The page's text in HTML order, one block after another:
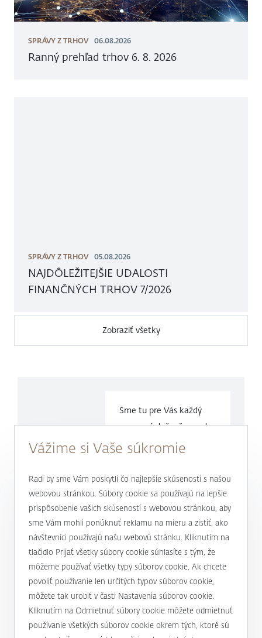
SPRÁVY Z TRHOV 06.08.2026
Ranný prehľad trhov 6. 8. 2026
SPRÁVY Z TRHOV 05.08.2026
NAJDÔLEŽITEJŠIE UDALOSTI
FINANČNÝCH TRHOV 7/2026
Zobraziť všetky
Sme tu pre Vás každý
pracovný deň v časeod
9.00 do17.00 hod.
0800 900 500
alebo +421 232 607 187
J&T BANKA
Kto sme
Užitočné informácie
Úrokové sadzby a poplatky
Vážime si Vaše súkromie
Radi by sme Vám poskytli čo najlepšie skúsenosti s našou
webovou stránkou. Súbory cookie sa používajú na lepšie
prispôsobenie vašich skúseností s webovou stránkou, aby
sme Vám mohli ponúknuť reklamu na mieru a zistiť, ako
návštevníci používajú našu webovú stránku. Kliknutím na
tlačidlo Prijať všetky súbory cookie súhlasíte s tým, že
môžeme používať všetky typy súborov cookie. Ak chcete
povoliť používanie len určitých typov súborov cookie,
môžete tak urobiť v časti Nastavenia súborov cookie.
Kliknutím na Odmietnuť súbory cookie môžete odmietnuť
používanie všetkých súborov cookie okrem tých, ktoré sú